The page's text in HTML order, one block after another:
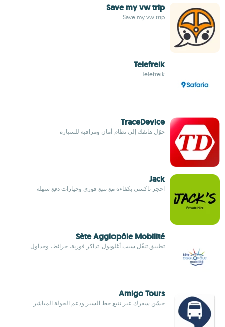
Save my vw trip
Save my vw trip
Telefreik
Telefreik
TraceDevice
حوّل هاتفك إلى نظام أمان ومراقبة للسيارة
Jack
احجز تاكسي بكفاءة مع تتبع فوري وخيارات دفع سهلة
Sète Agglopôle Mobilité
تطبيق تنقّل سيت أغلوبول: تذاكر فورية، خرائط، وجداول
Amigo Tours
حسّن سفرك عبر تتبع خط السير ودعم الجولة المباشر